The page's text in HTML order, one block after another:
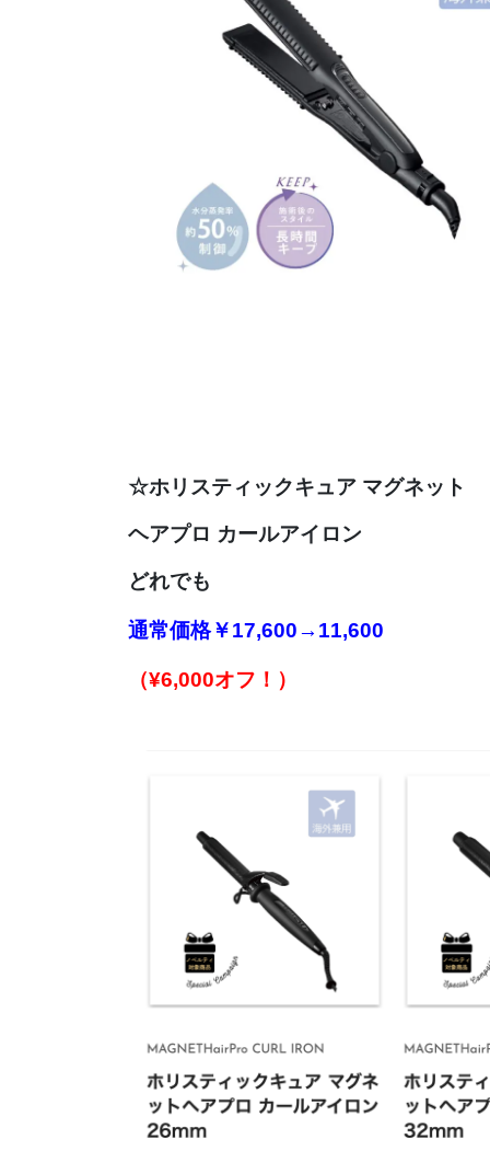
☆ホリスティックキュア マグネット
ヘアプロ カールアイロン
どれでも
通常価格￥17,600→11,600
（¥6,000オフ！）